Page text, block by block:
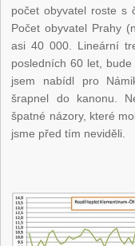
počet obyvatel roste s
Počet obyvatel Prahy
asi 40 000. Lineární
posledních 60 let,
jsem nabídl pro
šrapnel do kanonu.
špatné názory, které
jsme před tím neviděli.